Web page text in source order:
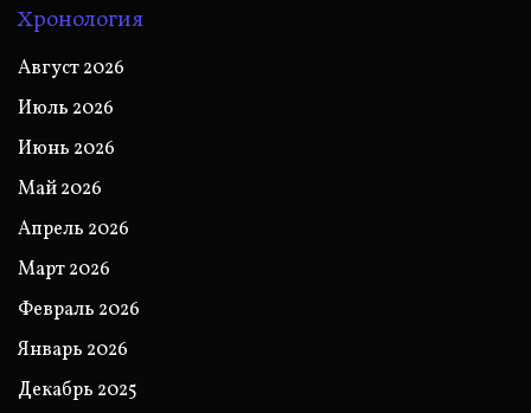
Хронология
Август 2026
Июль 2026
Июнь 2026
Май 2026
Апрель 2026
Март 2026
Февраль 2026
Январь 2026
Декабрь 2025